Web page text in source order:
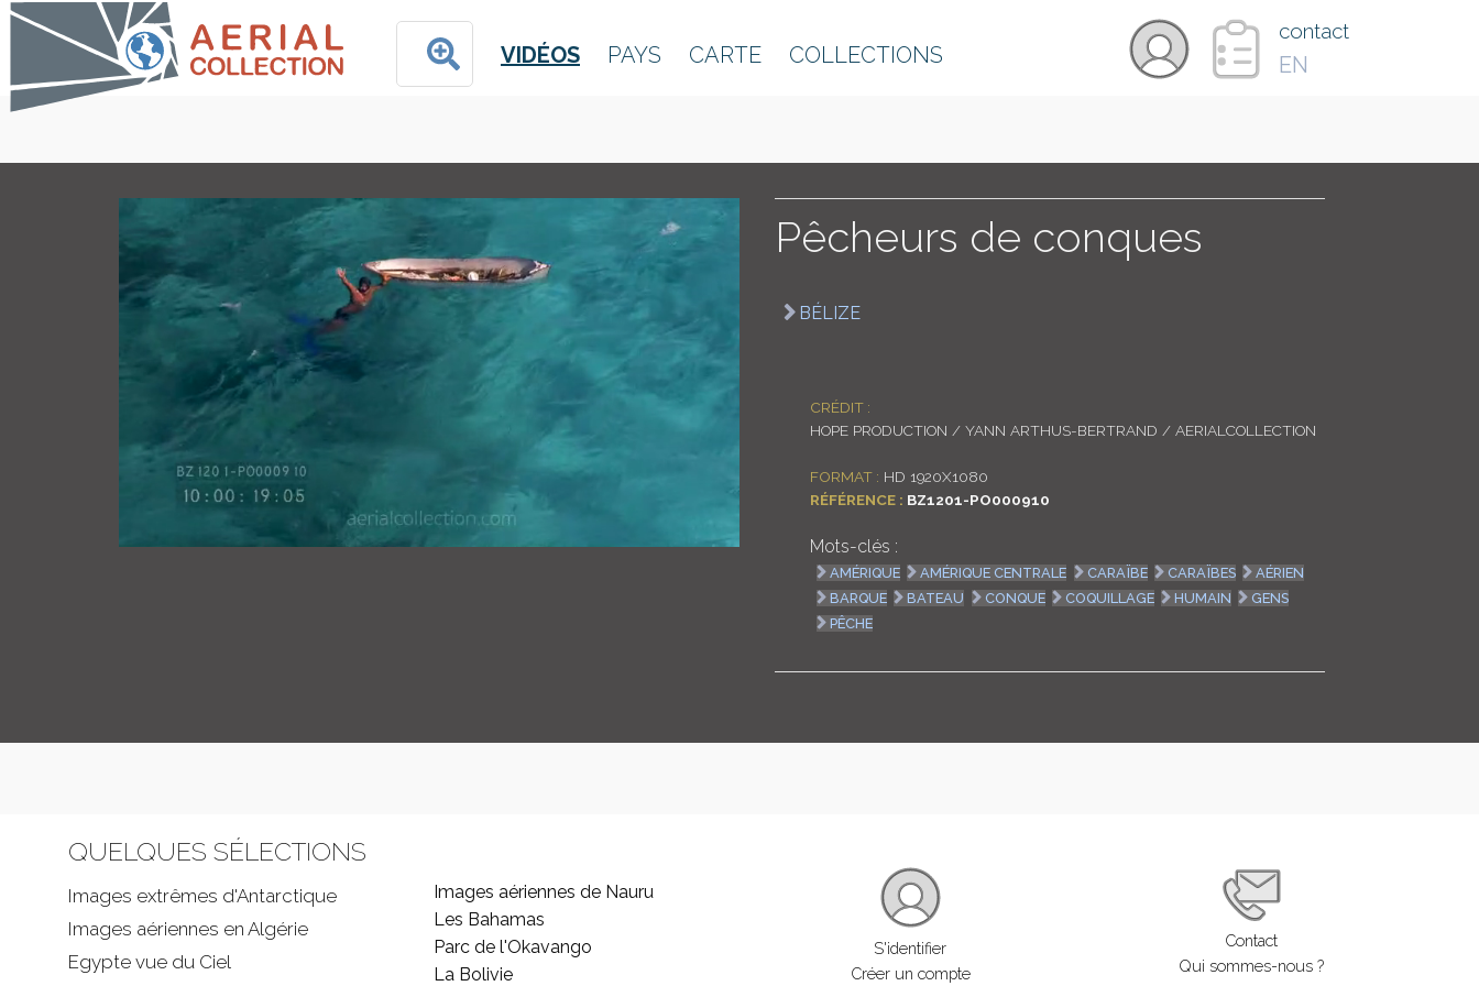
VIDÉOS PAYS CARTE COLLECTIONS
contact
EN
Pêcheurs de conques
BÉLIZE
CRÉDIT :
HOPE PRODUCTION / YANN ARTHUS-BERTRAND / AERIALCOLLECTION
FORMAT : HD 1920X1080
RÉFÉRENCE : BZ1201-PO000910
Mots-clés :
AMÉRIQUE AMÉRIQUE CENTRALE CARAÏBE CARAÏBES
AÉRIEN
BARQUE
BATEAU CONQUE COQUILLAGE HUMAIN
GENS
PÊCHE
QUELQUES SÉLECTIONS
Images extrêmes d'Antarctique
Images aériennes en Algérie
Egypte vue du Ciel
Images aériennes de Nauru
Les Bahamas
Parc de l'Okavango
La Bolivie
S'identifier
Créer un compte
Contact
Qui sommes-nous ?